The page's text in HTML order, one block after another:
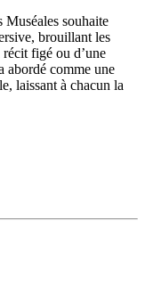
Muséales souhaite
brouillant les
figé ou d’une
abordé comme une
laissant à chacun la